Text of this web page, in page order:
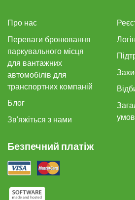
Про нас
Переваги бронювання
паркувального місця
для вантажних
автомобілів для
транспортних компаній
Блог
Зв'яжіться з нами
Логін
Безпечний платіж